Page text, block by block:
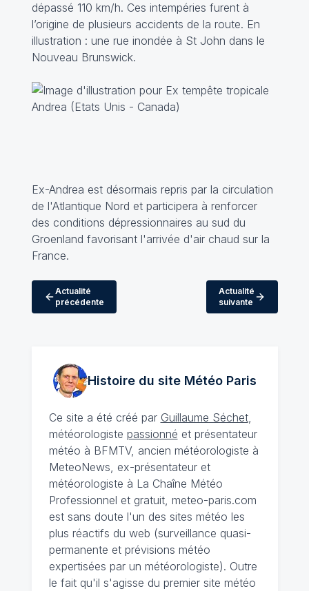
dépassé 110 km/h. Ces intempéries furent à
l’origine de plusieurs accidents de la route. En
illustration : une rue inondée à St John dans le
Nouveau Brunswick.
Ex-Andrea est désormais repris par la circulation
de l'Atlantique Nord et participera à renforcer
des conditions dépressionnaires au sud du
Groenland favorisant l'arrivée d'air chaud sur la
France.
Actualité
précédente
Actualité
suivante
Histoire du site MétéoParis
Ce site a été créé par Guillaume Séchet,
météorologiste passionné et présentateur
météo à BFMTV, ancien météorologiste à
MeteoNews, ex-présentateur et
météorologiste à La Chaîne Météo
Professionnel et gratuit, meteo-paris.com
est sans doute l'un des sites météo les
plus réactifs du web (surveillance quasi-
permanente et prévisions météo
expertisées par un météorologiste). Outre
le fait qu'il s'agisse du premier site météo